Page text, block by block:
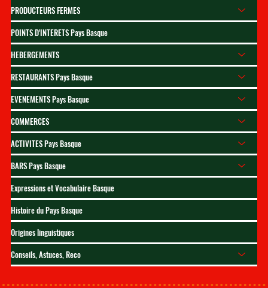
Gâteau basque 2026 : la
grande fête de Cambo en
octobre
PRODUCTEURS FERMES
POINTS D'INTERETS Pays Basque
HEBERGEMENTS
RESTAURANTS Pays Basque
EVENEMENTS Pays Basque
COMMERCES
ACTIVITES Pays Basque
BARS Pays Basque
Expressions et Vocabulaire Basque
Histoire du Pays Basque
Origines linguistiques
Conseils, Astuces, Reco